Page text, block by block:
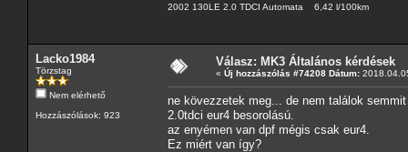
2002 130LE 2.0 TDCI Automata 6,42 l/100km
Lacko1984
Törzstag
Nem elérhető
Hozzászólások: 923
Válasz: MK3 Általános kérdések
« Új hozzászólás #74208 Dátum:
ne kövezzetek meg... de nem találok
2.0tdci eur4 besorolású.
az enyémen van dpf mégis csak eur4.
Ez miért van így?